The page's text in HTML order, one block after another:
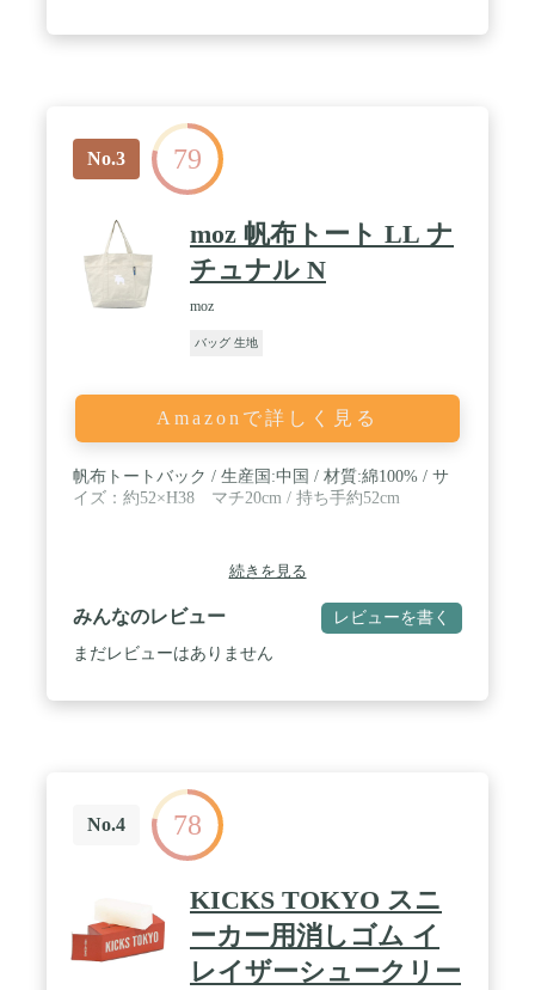
固まり箇所があります。エコのため製造工程が簡略
され、織りズレ・縫いズレ・ホズレ・糸くずがあり
ます。持ち手と本体の縫い合わせ箇所が斜めにずれ
ていることがあります。
No.3 79
moz 帆布トート LL ナ
チュナル N
moz
バッグ 生地
Amazonで詳しく見る
帆布トートバック / 生産国:中国 / 材質:綿100% / サ
イズ：約52×H38 マチ20cm / 持ち手約52cm
続きを見る
みんなのレビュー レビューを書く
まだレビューはありません
No.4 78
KICKS TOKYO スニ
ーカー用消しゴム イ
レイザーシュークリー